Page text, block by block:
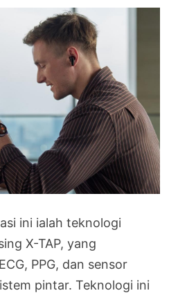
ini ialah teknologi
X-TAP, yang
PPG, dan sensor
pintar. Teknologi ini